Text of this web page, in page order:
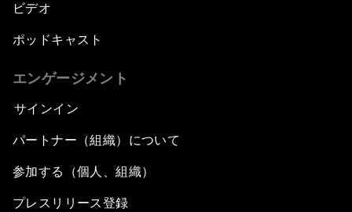
ビデオ
ポッドキャスト
エンゲージメント
サインイン
パートナー（組織）について
参加する（個人、組織）
プレスリリース登録